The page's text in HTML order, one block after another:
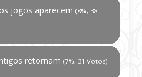
jogos aparecem (8%, 38
retornam (7%, 31 Votos)